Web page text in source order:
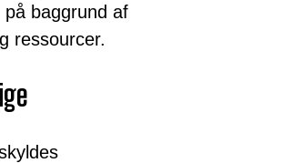
baggrund af
ressourcer.